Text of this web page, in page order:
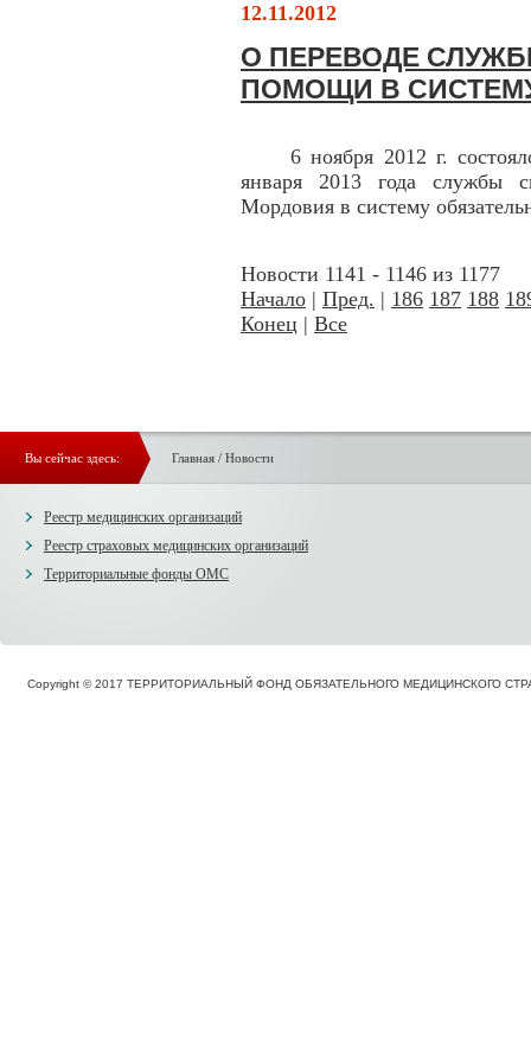
12.11.2012
О ПЕРЕВОДЕ
ПОМОЩИ В
6 ноября 2012 г.
января 2013 года службы
Мордовия в систему
Новости 1141 - 1146 из 1177
Начало | Пред. | 186 187 188
Конец | Все
Вы сейчас здесь: Главная/ Новости
Реестр медицинских организаций
Реестр страховых медицинских организаций
Территориальные фонды ОМС
Copyright © 2017 ТЕРРИТОРИАЛЬНЫЙ ФОНД ОБЯЗАТЕЛЬНОГО МЕДИЦИНСКОГО